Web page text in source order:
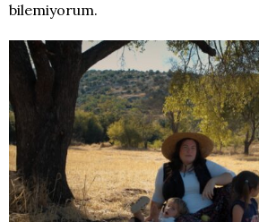
bilemiyorum.